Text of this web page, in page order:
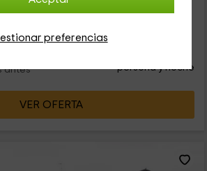
preferencias
antes
persona y noche
VER OFERTA